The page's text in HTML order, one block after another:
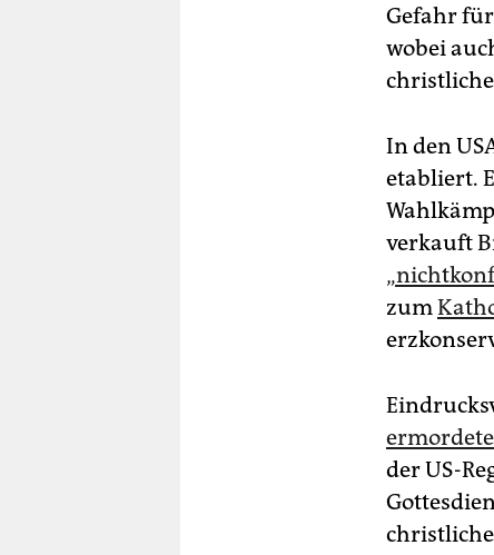
Gefahr
wobei
In den
etabliert.
verkauft
zum
der US-